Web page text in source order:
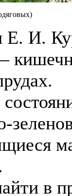
Е. И.
в